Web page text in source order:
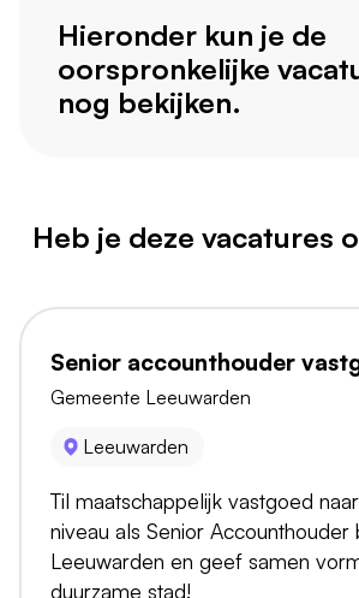
Hieronder kun je de
oorspronkelijke
nog bekijken.
Heb je deze vacatures
Senior accounthouder
Gemeente Leeuwarden
Leeuwarden
Til maatschappelijk vastgoed
niveau als Senior Accounthouder
Leeuwarden en geef samen
duurzame stad!